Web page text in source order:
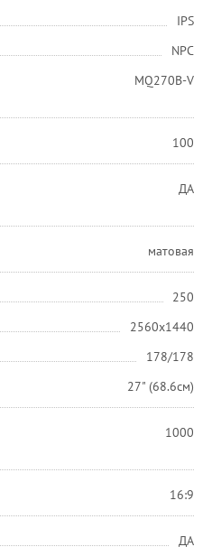
IPS
NPC
MQ270B-V
100
ДА
матовая
250
2560x1440
178/178
27" (68.6см)
1000
16:9
ДА